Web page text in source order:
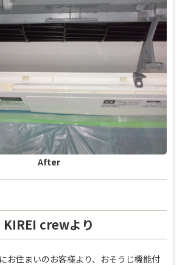
After
KIREI crewより
お住まいのお客様より、おそうじ機能付